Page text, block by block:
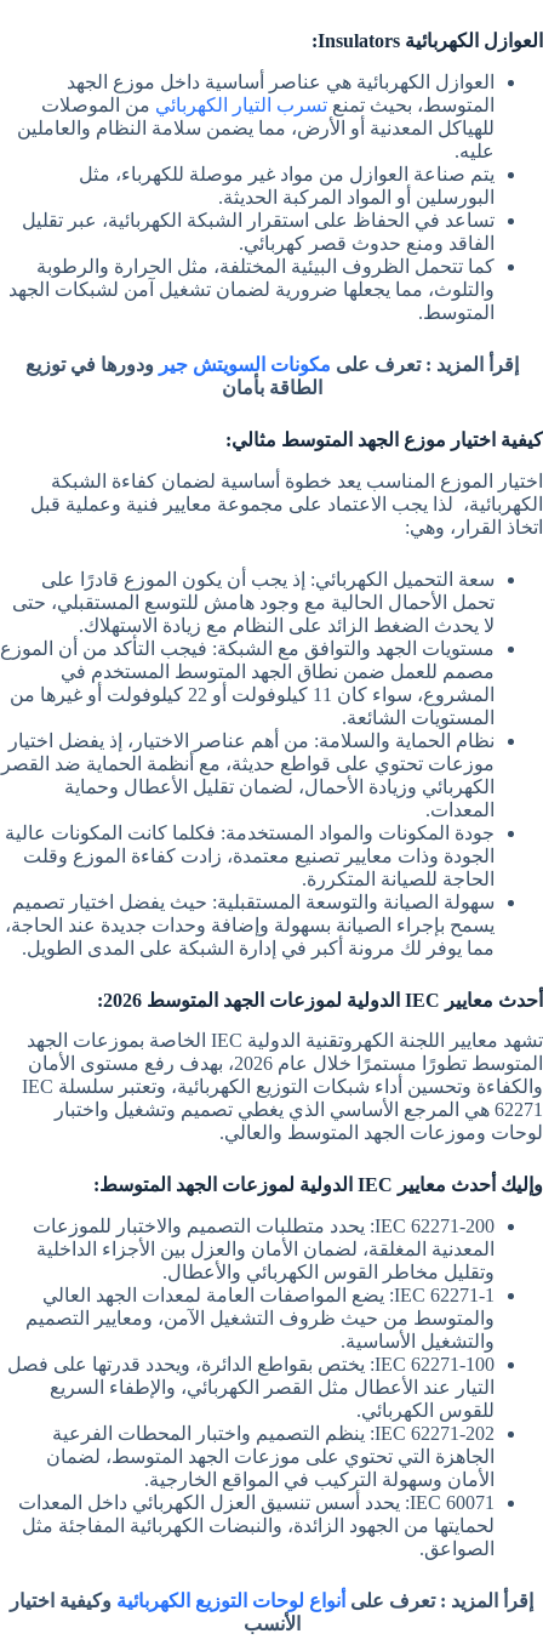
العوازل الكهربائية Insulators:
العوازل الكهربائية هي عناصر أساسية داخل موزع الجهد
المتوسط، بحيث تمنع تسرب التيار الكهربائي من الموصلات
للهياكل المعدنية أو الأرض، مما يضمن سلامة النظام والعاملين
عليه.
يتم صناعة العوازل من مواد غير موصلة للكهرباء، مثل
البورسلين أو المواد المركبة الحديثة.
تساعد في الحفاظ على استقرار الشبكة الكهربائية، عبر تقليل
الفاقد ومنع حدوث قصر كهربائي.
كما تتحمل الظروف البيئية المختلفة، مثل الحرارة والرطوبة
والتلوث، مما يجعلها ضرورية لضمان تشغيل آمن لشبكات الجهد
المتوسط.
إقرأ المزيد : تعرف على مكونات السويتش جير ودورها في توزيع
الطاقة بأمان
كيفية اختيار موزع الجهد المتوسط مثالي:
اختيار الموزع المناسب يعد خطوة أساسية لضمان كفاءة الشبكة
الكهربائية، لذا يجب الاعتماد على مجموعة معايير فنية وعملية قبل
اتخاذ القرار، وهي:
سعة التحميل الكهربائي: إذ يجب أن يكون الموزع قادرًا على
تحمل الأحمال الحالية مع وجود هامش للتوسع المستقبلي، حتى
لا يحدث الضغط الزائد على النظام مع زيادة الاستهلاك.
مستويات الجهد والتوافق مع الشبكة: فيجب التأكد من أن الموزع
مصمم للعمل ضمن نطاق الجهد المتوسط المستخدم في
المشروع، سواء كان 11 كيلوفولت أو 22 كيلوفولت أو غيرها من
المستويات الشائعة.
نظام الحماية والسلامة: من أهم عناصر الاختيار، إذ يفضل اختيار
موزعات تحتوي على قواطع حديثة، مع أنظمة الحماية ضد القصر
الكهربائي وزيادة الأحمال، لضمان تقليل الأعطال وحماية
المعدات.
جودة المكونات والمواد المستخدمة: فكلما كانت المكونات عالية
الجودة وذات معايير تصنيع معتمدة، زادت كفاءة الموزع وقلت
الحاجة للصيانة المتكررة.
سهولة الصيانة والتوسعة المستقبلية: حيث يفضل اختيار تصميم
يسمح بإجراء الصيانة بسهولة وإضافة وحدات جديدة عند الحاجة،
مما يوفر لك مرونة أكبر في إدارة الشبكة على المدى الطويل.
أحدث معايير IEC الدولية لموزعات الجهد المتوسط 2026:
تشهد معايير اللجنة الكهروتقنية الدولية IEC الخاصة بموزعات الجهد
المتوسط تطورًا مستمرًا خلال عام 2026، بهدف رفع مستوى الأمان
والكفاءة وتحسين أداء شبكات التوزيع الكهربائية، وتعتبر سلسلة IEC
62271 هي المرجع الأساسي الذي يغطي تصميم وتشغيل واختبار
لوحات وموزعات الجهد المتوسط والعالي.
وإليك أحدث معايير IEC الدولية لموزعات الجهد المتوسط:
IEC 62271-200: يحدد متطلبات التصميم والاختبار للموزعات
المعدنية المغلقة، لضمان الأمان والعزل بين الأجزاء الداخلية
وتقليل مخاطر القوس الكهربائي والأعطال.
IEC 62271-1: يضع المواصفات العامة لمعدات الجهد العالي
والمتوسط من حيث ظروف التشغيل الآمن، ومعايير التصميم
والتشغيل الأساسية.
IEC 62271-100: يختص بقواطع الدائرة، ويحدد قدرتها على فصل
التيار عند الأعطال مثل القصر الكهربائي، والإطفاء السريع
للقوس الكهربائي.
IEC 62271-202: ينظم التصميم واختبار المحطات الفرعية
الجاهزة التي تحتوي على موزعات الجهد المتوسط، لضمان
الأمان وسهولة التركيب في المواقع الخارجية.
IEC 60071: يحدد أسس تنسيق العزل الكهربائي داخل المعدات
لحمايتها من الجهود الزائدة، والنبضات الكهربائية المفاجئة مثل
الصواعق.
إقرأ المزيد : تعرف على أنواع لوحات التوزيع الكهربائية وكيفية اختيار
الأنسب